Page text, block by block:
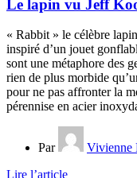
Le lapin vu Jeff
« Rabbit » le célèbre
inspiré d’un jouet
sont une métaphore des
rien de plus morbide
pour ne pas affronter la
pérennise en acier
Par
Lire l’article